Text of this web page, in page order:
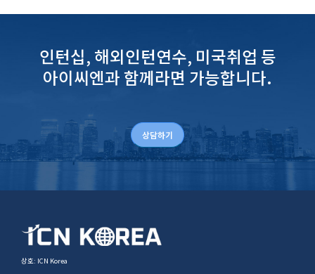
인턴십, 해외인턴연수, 미국취업 등
아이씨엔과 함께라면 가능합니다.
상담하기
상호: ICN Korea